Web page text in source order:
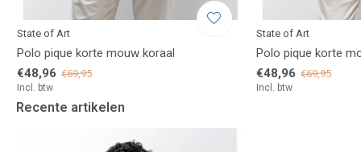
State of Art
Polo pique korte mouw koraal
€48,96 €69,95
Incl. btw
State of Art
Polo pique korte
€48,96 €69,95
Incl. btw
Recente artikelen